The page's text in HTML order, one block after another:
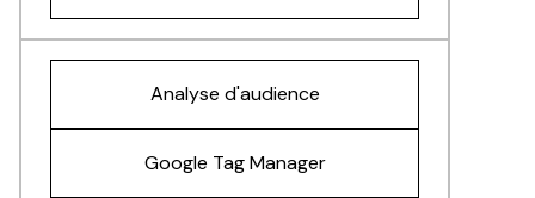
Analyse d'audience
Google Tag Manager